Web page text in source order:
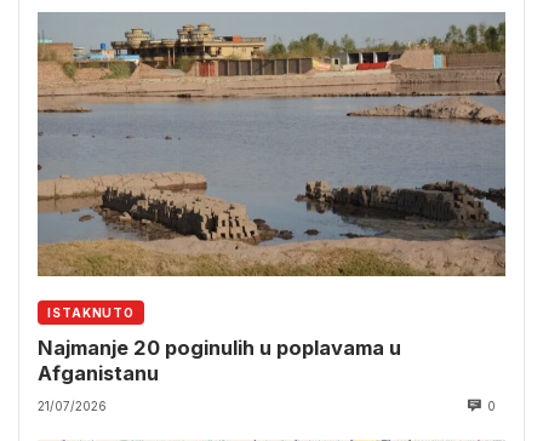
ISTAKNUTO
Najmanje 20 poginulih u poplavama u
Afganistanu
21/07/2026 0